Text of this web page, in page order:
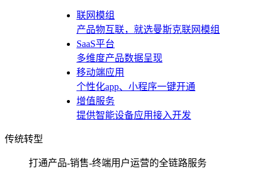
联网模组
产品物互联，就选曼斯克联网模组
SaaS平台
多维度产品数据呈现
移动端应用
个性化app、小程序一键开通
增值服务
提供智能设备应用接入开发
传统转型
打通产品-销售-终端用户运营的全链路服务